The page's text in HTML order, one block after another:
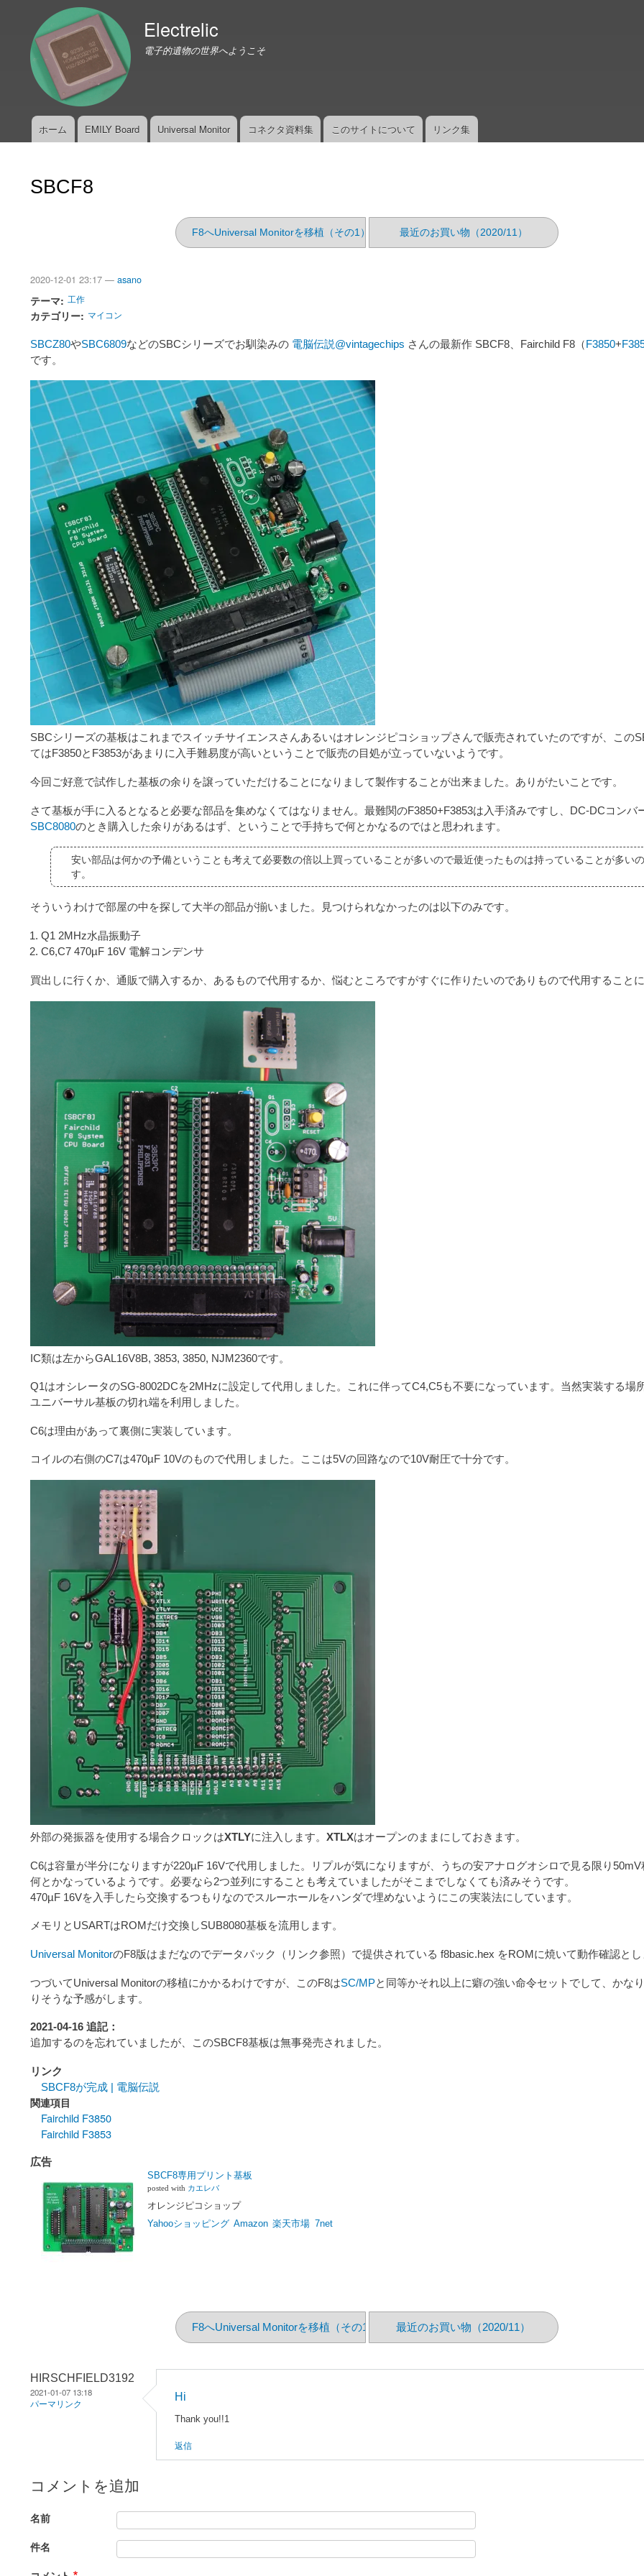
Electrelic
電子的遺物の世界へようこそ
ホーム EMILY Board Universal Monitor コネクタ資料集 このサイトについて リンク集
SBCF8
F8へUniversal Monitorを移植（その1） 最近のお買い物（2020/11）
2020-12-01 23:17 — asano
テーマ 工作
カテゴリー マイコン
SBCZ80やSBC6809などのSBCシリーズでお馴染みの 電脳伝説@vintagechips さんの最新作 SBCF8、Fairchild F8（ F3850+
です。
SBCシリーズの基板はこれまでスイッチサイエンスさんあるいはオレンジピコショップさんで販売されていたのですが、この
てはF3850とF3853があまりに入手難易度が高いということで販売の目処が立っていないようです。
今回ご好意で試作した基板の余りを譲っていただけることになりまして製作することが出来ました。ありがたいことです。
さて基板が手に入るとなると必要な部品を集めなくてはなりません。最難関のF3850+F3853は入手済みですし、DC-DCコンバ
SBC8080のとき購入した余りがあるはず、ということで手持ちで何とかなるのではと思われます。
安い部品は何かの予備ということも考えて必要数の倍以上買っていることが多いので最近使ったものは持っていることが多い
す。
そういうわけで部屋の中を探して大半の部品が揃いました。見つけられなかったのは以下のみです。
Q1 2MHz水晶振動子
C6,C7 470µF 16V 電解コンデンサ
買出しに行くか、通販で購入するか、あるもので代用するか、悩むところですがすぐに作りたいのでありもので代用することに
IC類は左からGAL16V8B, 3853, 3850, NJM2360です。
Q1はオシレータのSG-8002DCを2MHzに設定して代用しました。これに伴ってC4,C5も不要になっています。当然実装する場
ユニバーサル基板の切れ端を利用しました。
C6は理由があって裏側に実装しています。
コイルの右側のC7は470µF 10Vのもので代用しました。ここは5Vの回路なので10V耐圧で十分です。
外部の発振器を使用する場合クロックはXTLYに注入します。 XTLXはオープンのままにしておきます。
C6は容量が半分になりますが220µF 16Vで代用しました。リプルが気になりますが、うちの安アナログオシロで見る限り
何とかなっているようです。必要なら2つ並列にすることも考えていましたがそこまでしなくても済みそうです。
470µF 16Vを入手したら交換するつもりなのでスルーホールをハンダで埋めないようにこの実装法にしています。
メモリとUSARTはROMだけ交換しSUB8080基板を流用します。
Universal MonitorのF8版はまだなのでデータパック（リンク参照）で提供されている f8basic.hex をROMに焼いて動作確認とし
つづいてUniversal Monitorの移植にかかるわけですが、このF8はSC/MPと同等かそれ以上に癖の強い命令セットでして、かな
りそうな予感がします。
2021-04-16 追記：
追加するのを忘れていましたが、このSBCF8基板は無事発売されました。
リンク
SBCF8が完成 | 電脳伝説
関連項目
Fairchild F3850
Fairchild F3853
広告
SBCF8専用プリント基板
posted with カエレバ
オレンジピコショップ
Yahooショッピング Amazon 楽天市場 7net
F8へUniversal Monitorを移植（その1） 最近のお買い物（2020/11）
HIRSCHFIELD3192
2021-01-07 13:18
パーマリンク
Hi
Thank you!!1
返信
コメントを追加
名前
件名